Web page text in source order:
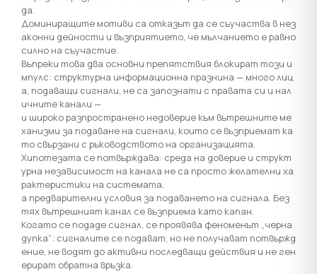
да.
Доминиращите мотиви са отказът да се съучаства в нез
аконни дейности и възприятието, че мълчанието е равно
силно на съучастие.
Въпреки това два основни препятствия блокират този и
мпулс: структурна информационна празнина — много лиц
а, подаващи сигнали, не са запознати с правата си и нал
ичните канали —
и широко разпространено недоверие към вътрешните ме
ханизми за подаване на сигнали, които се възприемат ка
то свързани с ръководството на организацията.
Хипотезата се потвърждава: среда на доверие и структ
урна независимост на канала не са просто желателни ха
рактеристики на системата,
а предварителни условия за подаването на сигнала. Без
тях вътрешният канал се възприема като капан.
Когато се подаде сигнал, се проявява феноменът „черна
дупка“: сигналите се подават, но не получават потвържд
ение, не водят до активни последващи действия и не ген
ерират обратна връзка.